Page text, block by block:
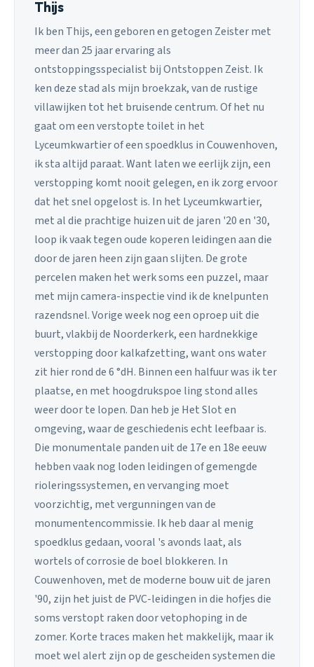
Thijs
Ik ben Thijs, een geboren en getogen Zeister met
meer dan 25 jaar ervaring als
ontstoppingsspecialist bij Ontstoppen Zeist. Ik
ken deze stad als mijn broekzak, van de rustige
villawijken tot het bruisende centrum. Of het nu
gaat om een verstopte toilet in het
Lyceumkwartier of een spoedklus in Couwenhoven,
ik sta altijd paraat. Want laten we eerlijk zijn, een
verstopping komt nooit gelegen, en ik zorg ervoor
dat het snel opgelost is. In het Lyceumkwartier,
met al die prachtige huizen uit de jaren '20 en '30,
loop ik vaak tegen oude koperen leidingen aan die
door de jaren heen zijn gaan slijten. De grote
percelen maken het werk soms een puzzel, maar
met mijn camera-inspectie vind ik de knelpunten
razendsnel. Vorige week nog een oproep uit die
buurt, vlakbij de Noorderkerk, een hardnekkige
verstopping door kalkafzetting, want ons water
zit hier rond de 6 °dH. Binnen een halfuur was ik ter
plaatse, en met hoogdrukspoe ling stond alles
weer door te lopen. Dan heb je Het Slot en
omgeving, waar de geschiedenis echt leefbaar is.
Die monumentale panden uit de 17e en 18e eeuw
hebben vaak nog loden leidingen of gemengde
rioleringssystemen, en vervanging moet
voorzichtig, met vergunningen van de
monumentencommissie. Ik heb daar al menig
spoedklus gedaan, vooral 's avonds laat, als
wortels of corrosie de boel blokkeren. In
Couwenhoven, met de moderne bouw uit de jaren
'90, zijn het juist de PVC-leidingen in die hofjes die
soms verstopt raken door vetophoping in de
zomer. Korte traces maken het makkelijk, maar ik
moet wel alert zijn op de gescheiden systemen die